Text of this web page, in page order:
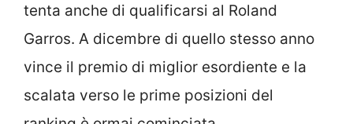
tenta anche di qualificarsi al Roland
Garros. A dicembre di quello stesso anno
vince il premio di miglior esordiente e la
scalata verso le prime posizioni del